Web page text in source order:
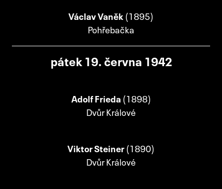
Václav Vaněk(1895)
Pohřebačka
pátek 19. června 1942
Adolf Frieda (1898)
Dvůr Králové
Viktor Steiner(1890)
Dvůr Králové